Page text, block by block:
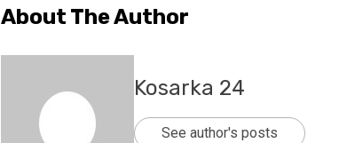
About The Author
Kosarka 24
See author's posts